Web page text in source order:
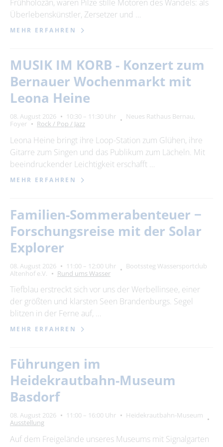
Frühholozän, waren Pilze stille Motoren des Wandels: als
Überlebenskünstler, Zersetzer und …
MEHR ERFAHREN
MUSIK IM KORB - Konzert zum
Bernauer Wochenmarkt mit
Leona Heine
08. August 2026 10:30 – 11:30 Uhr
Neues Rathaus Bernau,
Foyer
Rock / Pop / Jazz
Leona Heine bringt ihre Loop-Station zum Glühen, ihre
Gitarre zum Singen und das Publikum zum Lächeln. Mit
beeindruckender Leichtigkeit erschafft …
MEHR ERFAHREN
Familien-Sommerabenteuer −
Forschungsreise mit der Solar
Explorer
08. August 2026 11:00 – 12:00 Uhr
Bootssteg Wassersportclub
Altenhof e.V.
Rund ums Wasser
Tiefblau erstreckt sich vor uns der Werbellinsee, einer
der größten und klarsten Seen Brandenburgs. Segel
blitzen in der Ferne auf, …
MEHR ERFAHREN
Führungen im
Heidekrautbahn-Museum
Basdorf
08. August 2026 11:00 – 16:00 Uhr
Heidekrautbahn-Museum
Ausstellung
Auf dem Freigelände unseres Museums mit Signalgarten